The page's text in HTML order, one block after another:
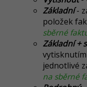
Základní-
položek
sběrné
Základní +
jednotlivé
na sběrné